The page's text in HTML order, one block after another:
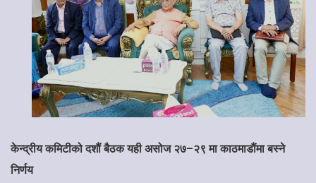
केन्द्रीय कमिटीको दशौं बैठक यही असोज २७–२९ मा काठमाडौंमा बस्ने
निर्णय